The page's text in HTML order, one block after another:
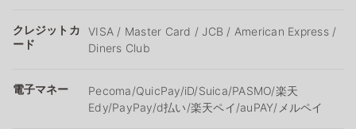
クレジットカ
ード
VISA / Master Card / JCB / American Express /
Diners Club
電子マネー
Pecoma/QuicPay/iD/Suica/PASMO/楽天
Edy/PayPay/d払い/楽天ペイ/auPAY/メルペイ